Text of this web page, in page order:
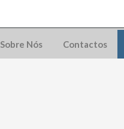
Sobre Nós Contactos